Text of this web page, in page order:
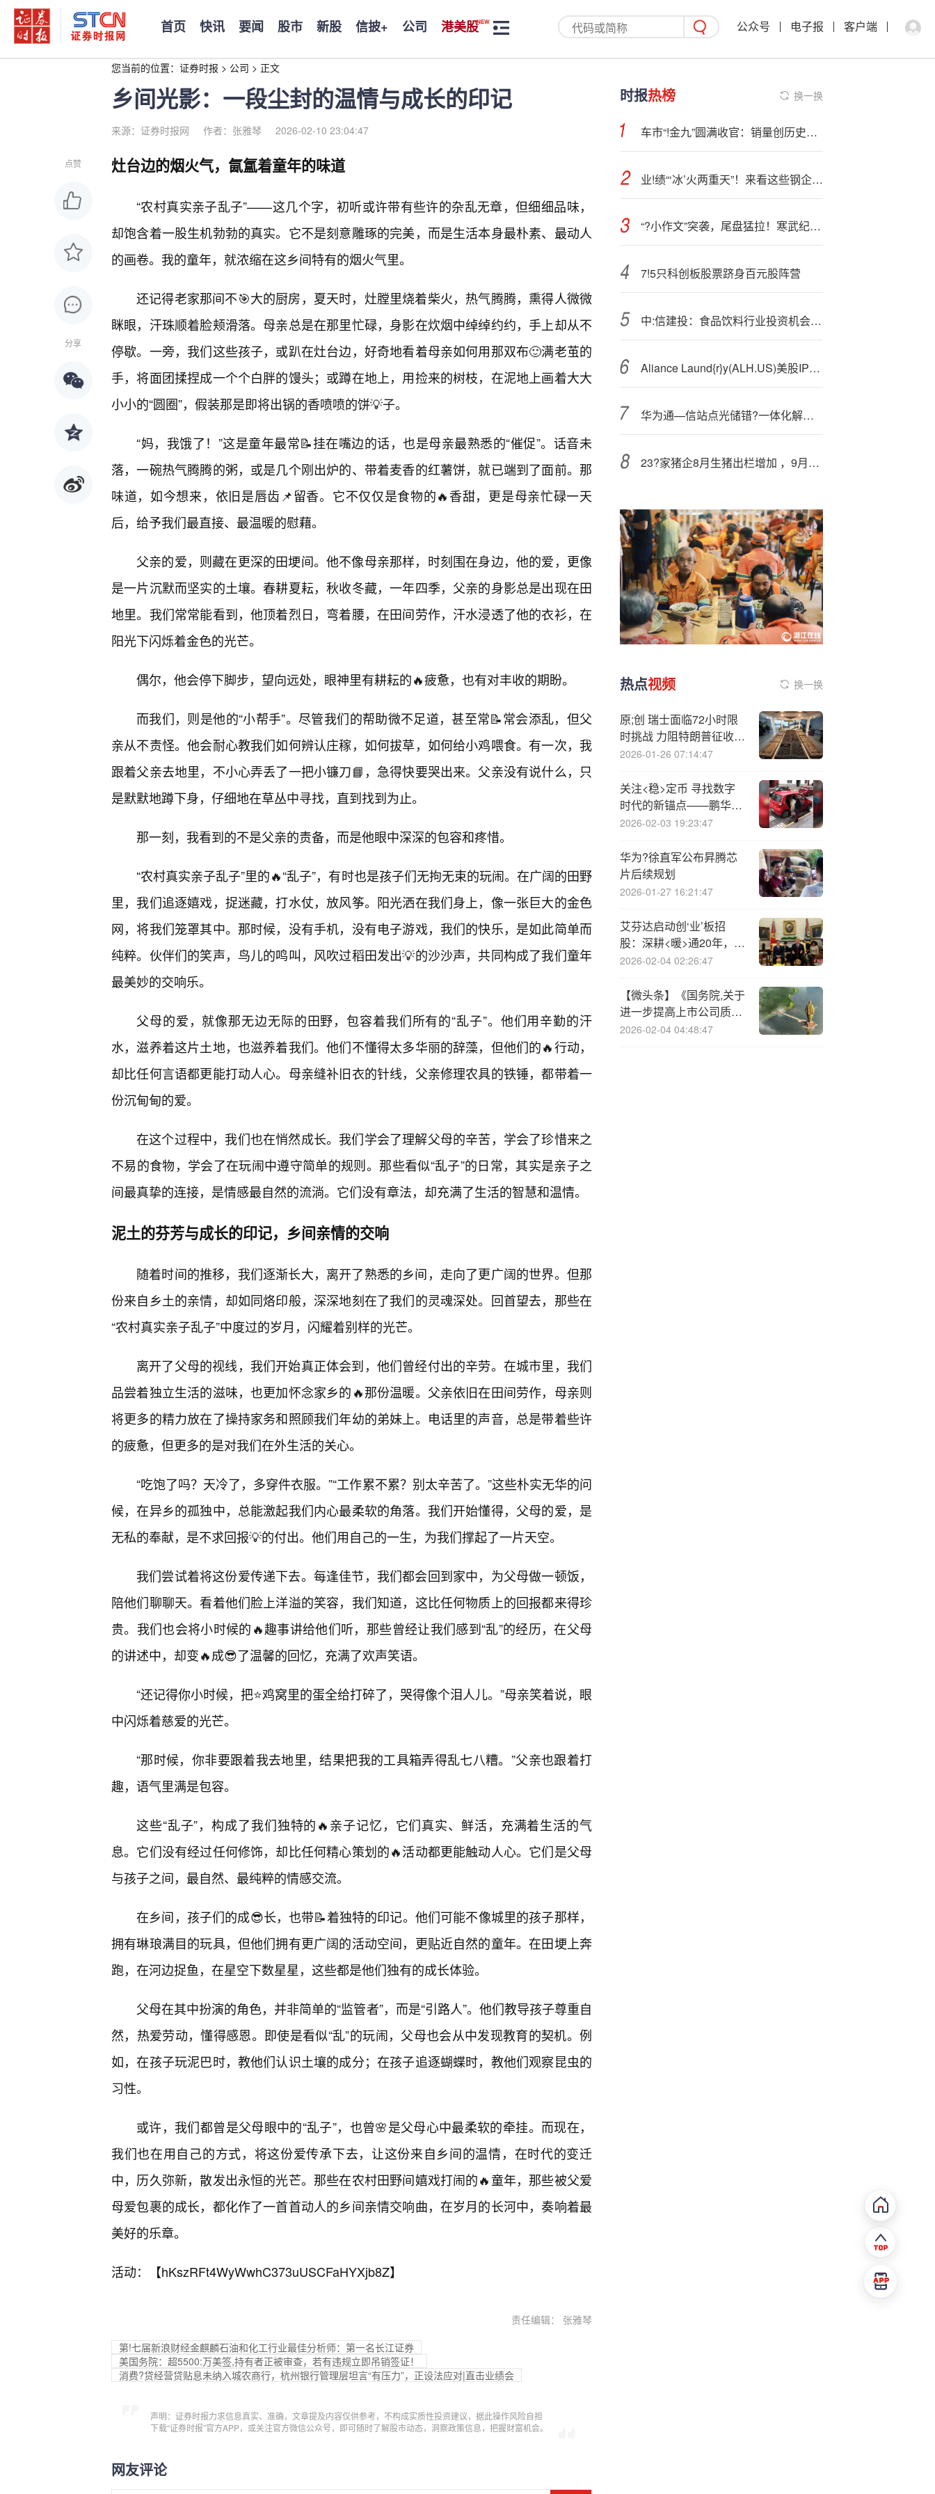
首页 快讯 要闻 股市 新股 信披+ 公司 港美股 公众号 电子报 客户端
您当前的位置： 证券时报 > 公司 > 正文
乡间光影：一段尘封的温情与成长的印记
来源：证券时报网 作者：张雅琴 2026-02-10 23:04:47
点赞
分享
灶台边的烟火气，氤氲着童年的味道
“农村真实亲子乱子”——这几个字，初听或许带有些许的杂乱无章，但细细品味，
却饱含着一股生机勃勃的真实。它不是刻意雕琢的完美，而是生活本身最朴素、最动人
的画卷。我的童年，就浓缩在这乡间特有的烟火气里。
还记得老家那间不🎯大的厨房，夏天时，灶膛里烧着柴火，热气腾腾，熏得人微微
眯眼，汗珠顺着脸颊滑落。母亲总是在那里忙碌，身影在炊烟中绰绰约约，手上却从不
停歇。一旁，我们这些孩子，或趴在灶台边，好奇地看着母亲如何用那双布🙂满老茧的
手，将面团揉捏成一个个白胖的馒头；或蹲在地上，用捡来的树枝，在泥地上画着大大
小小的“圆圈”，假装那是即将出锅的香喷喷的饼💡子。
“妈，我饿了！”这是童年最常📝挂在嘴边的话，也是母亲最熟悉的“催促”。话音未
落，一碗热气腾腾的粥，或是几个刚出炉的、带着麦香的红薯饼，就已端到了面前。那
味道，如今想来，依旧是唇齿📌留香。它不仅仅是食物的🔥香甜，更是母亲忙碌一天
后，给予我们最直接、最温暖的慰藉。
父亲的爱，则藏在更深的田埂间。他不像母亲那样，时刻围在身边，他的爱，更像
是一片沉默而坚实的土壤。春耕夏耘，秋收冬藏，一年四季，父亲的身影总是出现在田
地里。我们常常能看到，他顶着烈日，弯着腰，在田间劳作，汗水浸透了他的衣衫，在
阳光下闪烁着金色的光芒。
偶尔，他会停下脚步，望向远处，眼神里有耕耘的🔥疲惫，也有对丰收的期盼。
而我们，则是他的“小帮手”。尽管我们的帮助微不足道，甚至常📝常会添乱，但父
亲从不责怪。他会耐心教我们如何辨认庄稼，如何拔草，如何给小鸡喂食。有一次，我
跟着父亲去地里，不小心弄丢了一把小镰刀📘，急得快要哭出来。父亲没有说什么，只
是默默地蹲下身，仔细地在草丛中寻找，直到找到为止。
那一刻，我看到的不是父亲的责备，而是他眼中深深的包容和疼惜。
“农村真实亲子乱子”里的🔥“乱子”，有时也是孩子们无拘无束的玩闹。在广阔的田野
里，我们追逐嬉戏，捉迷藏，打水仗，放风筝。阳光洒在我们身上，像一张巨大的金色
网，将我们笼罩其中。那时候，没有手机，没有电子游戏，我们的快乐，是如此简单而
纯粹。伙伴们的笑声，鸟儿的鸣叫，风吹过稻田发出💡的沙沙声，共同构成了我们童年
最美妙的交响乐。
父母的爱，就像那无边无际的田野，包容着我们所有的“乱子”。他们用辛勤的汗
水，滋养着这片土地，也滋养着我们。他们不懂得太多华丽的辞藻，但他们的🔥行动，
却比任何言语都更能打动人心。母亲缝补旧衣的针线，父亲修理农具的铁锤，都带着一
份沉甸甸的爱。
在这个过程中，我们也在悄然成长。我们学会了理解父母的辛苦，学会了珍惜来之
不易的食物，学会了在玩闹中遵守简单的规则。那些看似“乱子”的日常，其实是亲子之
间最真挚的连接，是情感最自然的流淌。它们没有章法，却充满了生活的智慧和温情。
泥土的芬芳与成长的印记，乡间亲情的交响
随着时间的推移，我们逐渐长大，离开了熟悉的乡间，走向了更广阔的世界。但那
份来自乡土的亲情，却如同烙印般，深深地刻在了我们的灵魂深处。回首望去，那些在
“农村真实亲子乱子”中度过的岁月，闪耀着别样的光芒。
离开了父母的视线，我们开始真正体会到，他们曾经付出的辛劳。在城市里，我们
品尝着独立生活的滋味，也更加怀念家乡的🔥那份温暖。父亲依旧在田间劳作，母亲则
将更多的精力放在了操持家务和照顾我们年幼的弟妹上。电话里的声音，总是带着些许
的疲惫，但更多的是对我们在外生活的关心。
“吃饱了吗？天冷了，多穿件衣服。”“工作累不累？别太辛苦了。”这些朴实无华的问
候，在异乡的孤独中，总能激起我们内心最柔软的角落。我们开始懂得，父母的爱，是
无私的奉献，是不求回报💡的付出。他们用自己的一生，为我们撑起了一片天空。
我们尝试着将这份爱传递下去。每逢佳节，我们都会回到家中，为父母做一顿饭，
陪他们聊聊天。看着他们脸上洋溢的笑容，我们知道，这比任何物质上的回报都来得珍
贵。我们也会将小时候的🔥趣事讲给他们听，那些曾经让我们感到“乱”的经历，在父母
的讲述中，却变🔥成😎了温馨的回忆，充满了欢声笑语。
“还记得你小时候，把⭐鸡窝里的蛋全给打碎了，哭得像个泪人儿。”母亲笑着说，眼
中闪烁着慈爱的光芒。
“那时候，你非要跟着我去地里，结果把我的工具箱弄得乱七八糟。”父亲也跟着打
趣，语气里满是包容。
这些“乱子”，构成了我们独特的🔥亲子记忆，它们真实、鲜活，充满着生活的气
息。它们没有经过任何修饰，却比任何精心策划的🔥活动都更能触动人心。它们是父母
与孩子之间，最自然、最纯粹的情感交流。
在乡间，孩子们的成😎长，也带📝着独特的印记。他们可能不像城里的孩子那样，
拥有琳琅满目的玩具，但他们拥有更广阔的活动空间，更贴近自然的童年。在田埂上奔
跑，在河边捉鱼，在星空下数星星，这些都是他们独有的成长体验。
父母在其中扮演的角色，并非简单的“监管者”，而是“引路人”。他们教导孩子尊重自
然，热爱劳动，懂得感恩。即使是看似“乱”的玩闹，父母也会从中发现教育的契机。例
如，在孩子玩泥巴时，教他们认识土壤的成分；在孩子追逐蝴蝶时，教他们观察昆虫的
习性。
或许，我们都曾是父母眼中的“乱子”，也曾🌸是父母心中最柔软的牵挂。而现在，
我们也在用自己的方式，将这份爱传承下去，让这份来自乡间的温情，在时代的变迁
中，历久弥新，散发出永恒的光芒。那些在农村田野间嬉戏打闹的🔥童年，那些被父爱
母爱包裹的成长，都化作了一首首动人的乡间亲情交响曲，在岁月的长河中，奏响着最
美好的乐章。
活动：【hKszRFt4WyWwhC373uUSCFaHYXjb8Z】
责任编辑： 张雅琴
第!七届新浪财经金麒麟石油和化工行业最佳分析师：第一名长江证券
美国务院：超5500:万美签,持有者正被审查，若有违规立即吊销签证！
消费?贷经营贷贴息未纳入城农商行，杭州银行管理层坦言“有压力”，正设法应对|直击业绩会
声明：证券时报力求信息真实、准确，文章提及内容仅供参考，不构成实质性投资建议，据此操作风险自担
下载“证券时报”官方APP，或关注官方微信公众号，即可随时了解股市动态，洞察政策信息，把握财富机会。
网友评论
时报热榜 换一换
车市“!金九”圆满收官：销量创历史新高
业!绩“‘冰’火两重天”！来看这些钢企的“增长秘籍”
“?小作文”突袭，尾盘猛拉！寒武纪，严正声明
7!5只科创板股票跻身百元股阵营
中:信建投：食品饮料行业投资机会分析
Aliance Laund{r}y(ALH.US)美股IPO首秀大涨13%，市值一举超越惠而浦(WHR.US)
华为通—信站点光储错?一体化解决方案发布，一成功案例电费降幅达 50%
23?家猪企8月生猪出栏增加 ，9月仔猪价格跌至成本线
热点视频 换一换
原;创 瑞士面临72小时限
时挑战 力阻特朗普征收
39%的关税
2026-01-26 07:14:47
关注<稳>定币 寻找数字
时代的新锚点——鹏华基
金“最初500米·一起学创
2026-02-03 19:23:47
华为?徐直军公布昇腾芯
片后续规划
2026-01-27 16:21:47
艾芬达启动创‘业’板招
股：深耕<暖>通20年，即
将迈向资本市场
2026-02-04 02:26:47
【微头条】《国务院,关于
进一步提高上市公司质量!
的意见》发布五周年 三维
2026-02-04 04:48:47